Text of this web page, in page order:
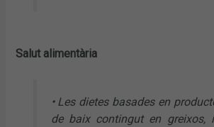
Salut alimentària
• Les dietes basades en
de baix contingut en greixos,